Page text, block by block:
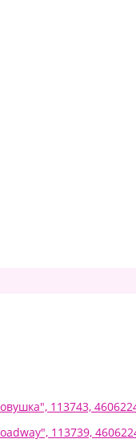
113743,
113739,